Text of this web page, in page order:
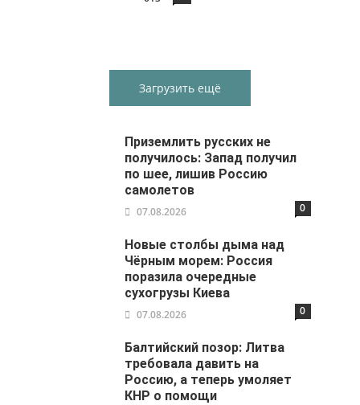
Загрузить ещё
Приземлить русских не
получилось: Запад получил
по шее, лишив Россию
самолетов
07.08.2026 0
Новые столбы дыма над
Чёрным морем: Россия
поразила очередные
сухогрузы Киева
07.08.2026 0
Балтийский позор: Литва
требовала давить на
Россию, а теперь умоляет
КНР о помощи